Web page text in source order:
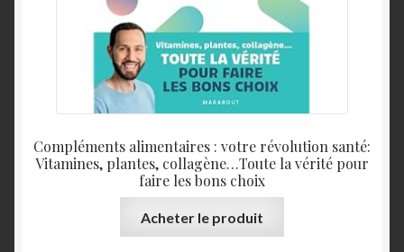
Compléments alimentaires : votre révolution santé:
Vitamines, plantes, collagène…Toute la vérité pour
faire les bons choix
Acheter le produit